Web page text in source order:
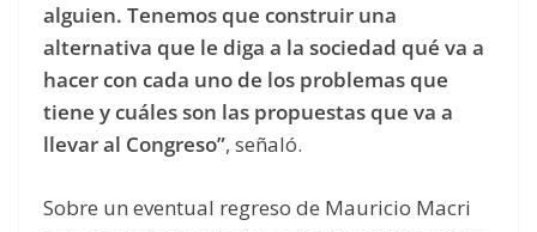
alguien. Tenemos que construir una
alternativa que le diga a la sociedad qué va a
hacer con cada uno de los problemas que
tiene y cuáles son las propuestas que va a
llevar al Congreso”, señaló.
Sobre un eventual regreso de Mauricio Macri